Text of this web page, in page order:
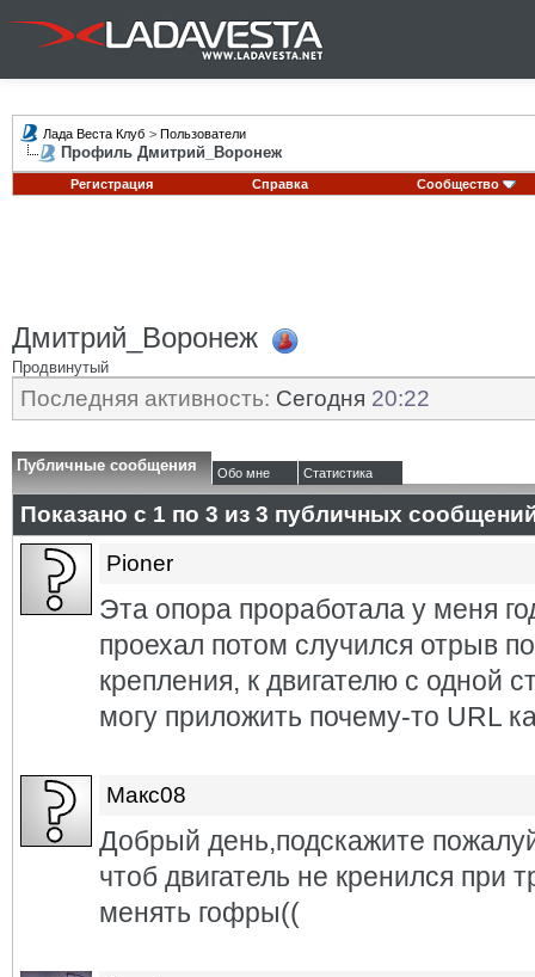
Лада Веста Клуб > Пользователи
Профиль Дмитрий_Воронеж
Регистрация Справка Сообщество
Дмитрий_Воронеж
Продвинутый
Последняя активность: Сегодня 20:22
Публичные сообщения Обо мне Статистика
Показано с 1 по 3 из 3 публичных
Pioner
Эта опора проработала у меня
проехал потом случился отрыв
крепления, к двигателю с одной
могу приложить почему-то URL
Макс08
Добрый день,подскажите
чтоб двигатель не кренился при
менять гофры((